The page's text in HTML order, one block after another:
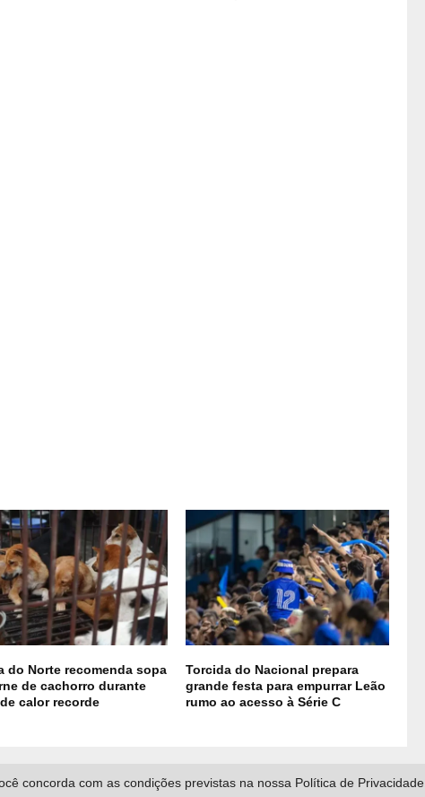
do Norte recomenda sopa
de cachorro durante
calor recorde
Torcida do Nacional prepara
grande festa para empurrar Leão
rumo ao acesso à Série C
concorda com as condições previstas na nossa Política de Privacidade.